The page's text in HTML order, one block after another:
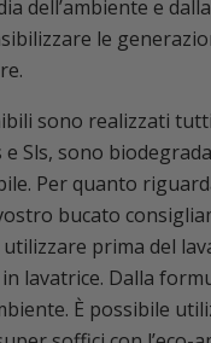
dell’ambiente e
le
sono realizzati
e Sls, sono
Per quanto
bucato
prima del
lavatrice. Dalla
È possibile